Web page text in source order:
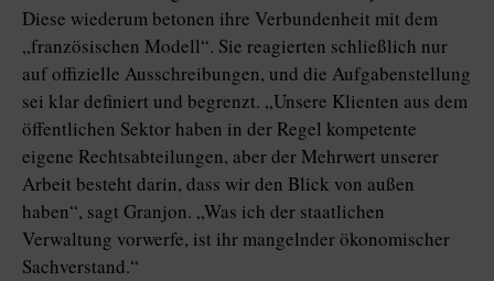
Diese wiederum betonen ihre Verbundenheit mit dem
„französischen Modell“. Sie reagierten schließlich nur
auf offizielle Ausschreibungen, und die Aufgabenstellung
sei klar definiert und begrenzt. „Unsere Klienten aus dem
öffentlichen Sektor haben in der Regel kompetente
eigene Rechtsabteilungen, aber der Mehrwert unserer
Arbeit besteht darin, dass wir den Blick von außen
haben“, sagt Granjon. „Was ich der staatlichen
Verwaltung vorwerfe, ist ihr mangelnder ökonomischer
Sachverstand.“